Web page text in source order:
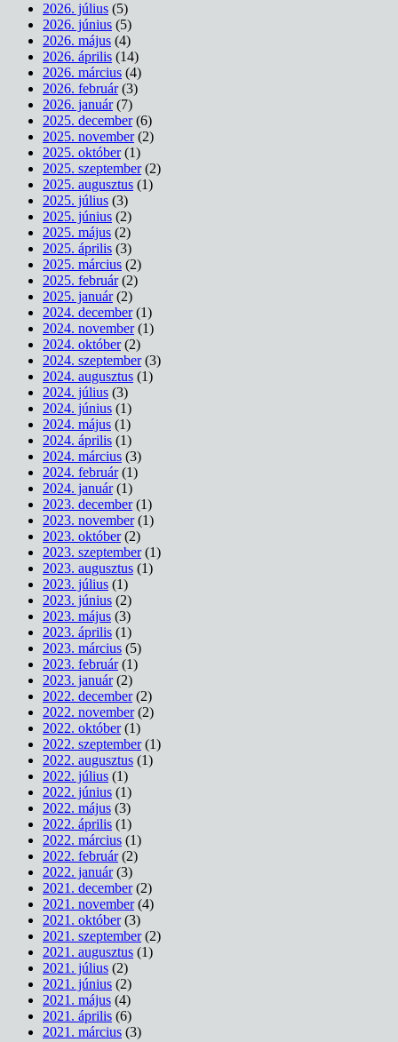
2026. július (5)
2026. június (5)
2026. május (4)
2026. április (14)
2026. március (4)
2026. február(3)
2026. január(7)
2025. december(6)
2025. november(2)
2025. október(1)
2025. szeptember(2)
2025. augusztus (1)
2025. július (3)
2025. június (2)
2025. május (2)
2025. április (3)
2025. március (2)
2025. február(2)
2025. január(2)
2024. december(1)
2024. november(1)
2024. október(2)
2024. szeptember(3)
2024. augusztus (1)
2024. július (3)
2024. június (1)
2024. május (1)
2024. április (1)
2024. március (3)
2024. február(1)
2024. január(1)
2023. december(1)
2023. november(1)
2023. október(2)
2023. szeptember(1)
2023. augusztus (1)
2023. július (1)
2023. június (2)
2023. május (3)
2023. április (1)
2023. március (5)
2023. február(1)
2023. január(2)
2022. december(2)
2022. november(2)
2022. október(1)
2022. szeptember(1)
2022. augusztus (1)
2022. július (1)
2022. június (1)
2022. május (3)
2022. április (1)
2022. március (1)
2022. február(2)
2022. január(3)
2021. december(2)
2021. november(4)
2021. október(3)
2021. szeptember(2)
2021. augusztus (1)
2021. július (2)
2021. június (2)
2021. május (4)
2021. április (6)
2021. március (3)